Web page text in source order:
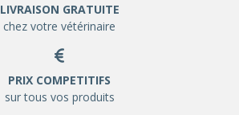
LIVRAISON GRATUITE
chez votre vétérinaire
PRIX COMPETITIFS
sur tous vos produits